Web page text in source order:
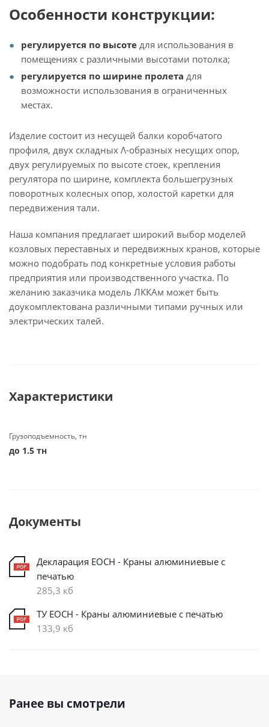
Особенности конструкции:
регулируется по высоте для использования в
помещениях с различными высотами потолка;
регулируется по ширине пролета для
возможности использования в ограниченных
местах.
Изделие состоит из несущей балки коробчатого
профиля, двух складных Λ-образных несущих опор,
двух регулируемых по высоте стоек, крепления
регулятора по ширине, комплекта большегрузных
поворотных колесных опор, холостой каретки для
передвижения тали.
Наша компания предлагает широкий выбор моделей
козловых переставных и передвижных кранов, которые
можно подобрать под конкретные условия работы
предприятия или производственного участка. По
желанию заказчика модель ЛККАм может быть
доукомплектована различными типами ручных или
электрических талей.
Характеристики
Грузоподъемность, тн
до 1.5 тн
Документы
Декларация ЕОСН - Краны алюминиевые с
печатью
285,3 кб
ТУ ЕОСН - Краны алюминиевые с печатью
133,9 кб
Ранее вы смотрели